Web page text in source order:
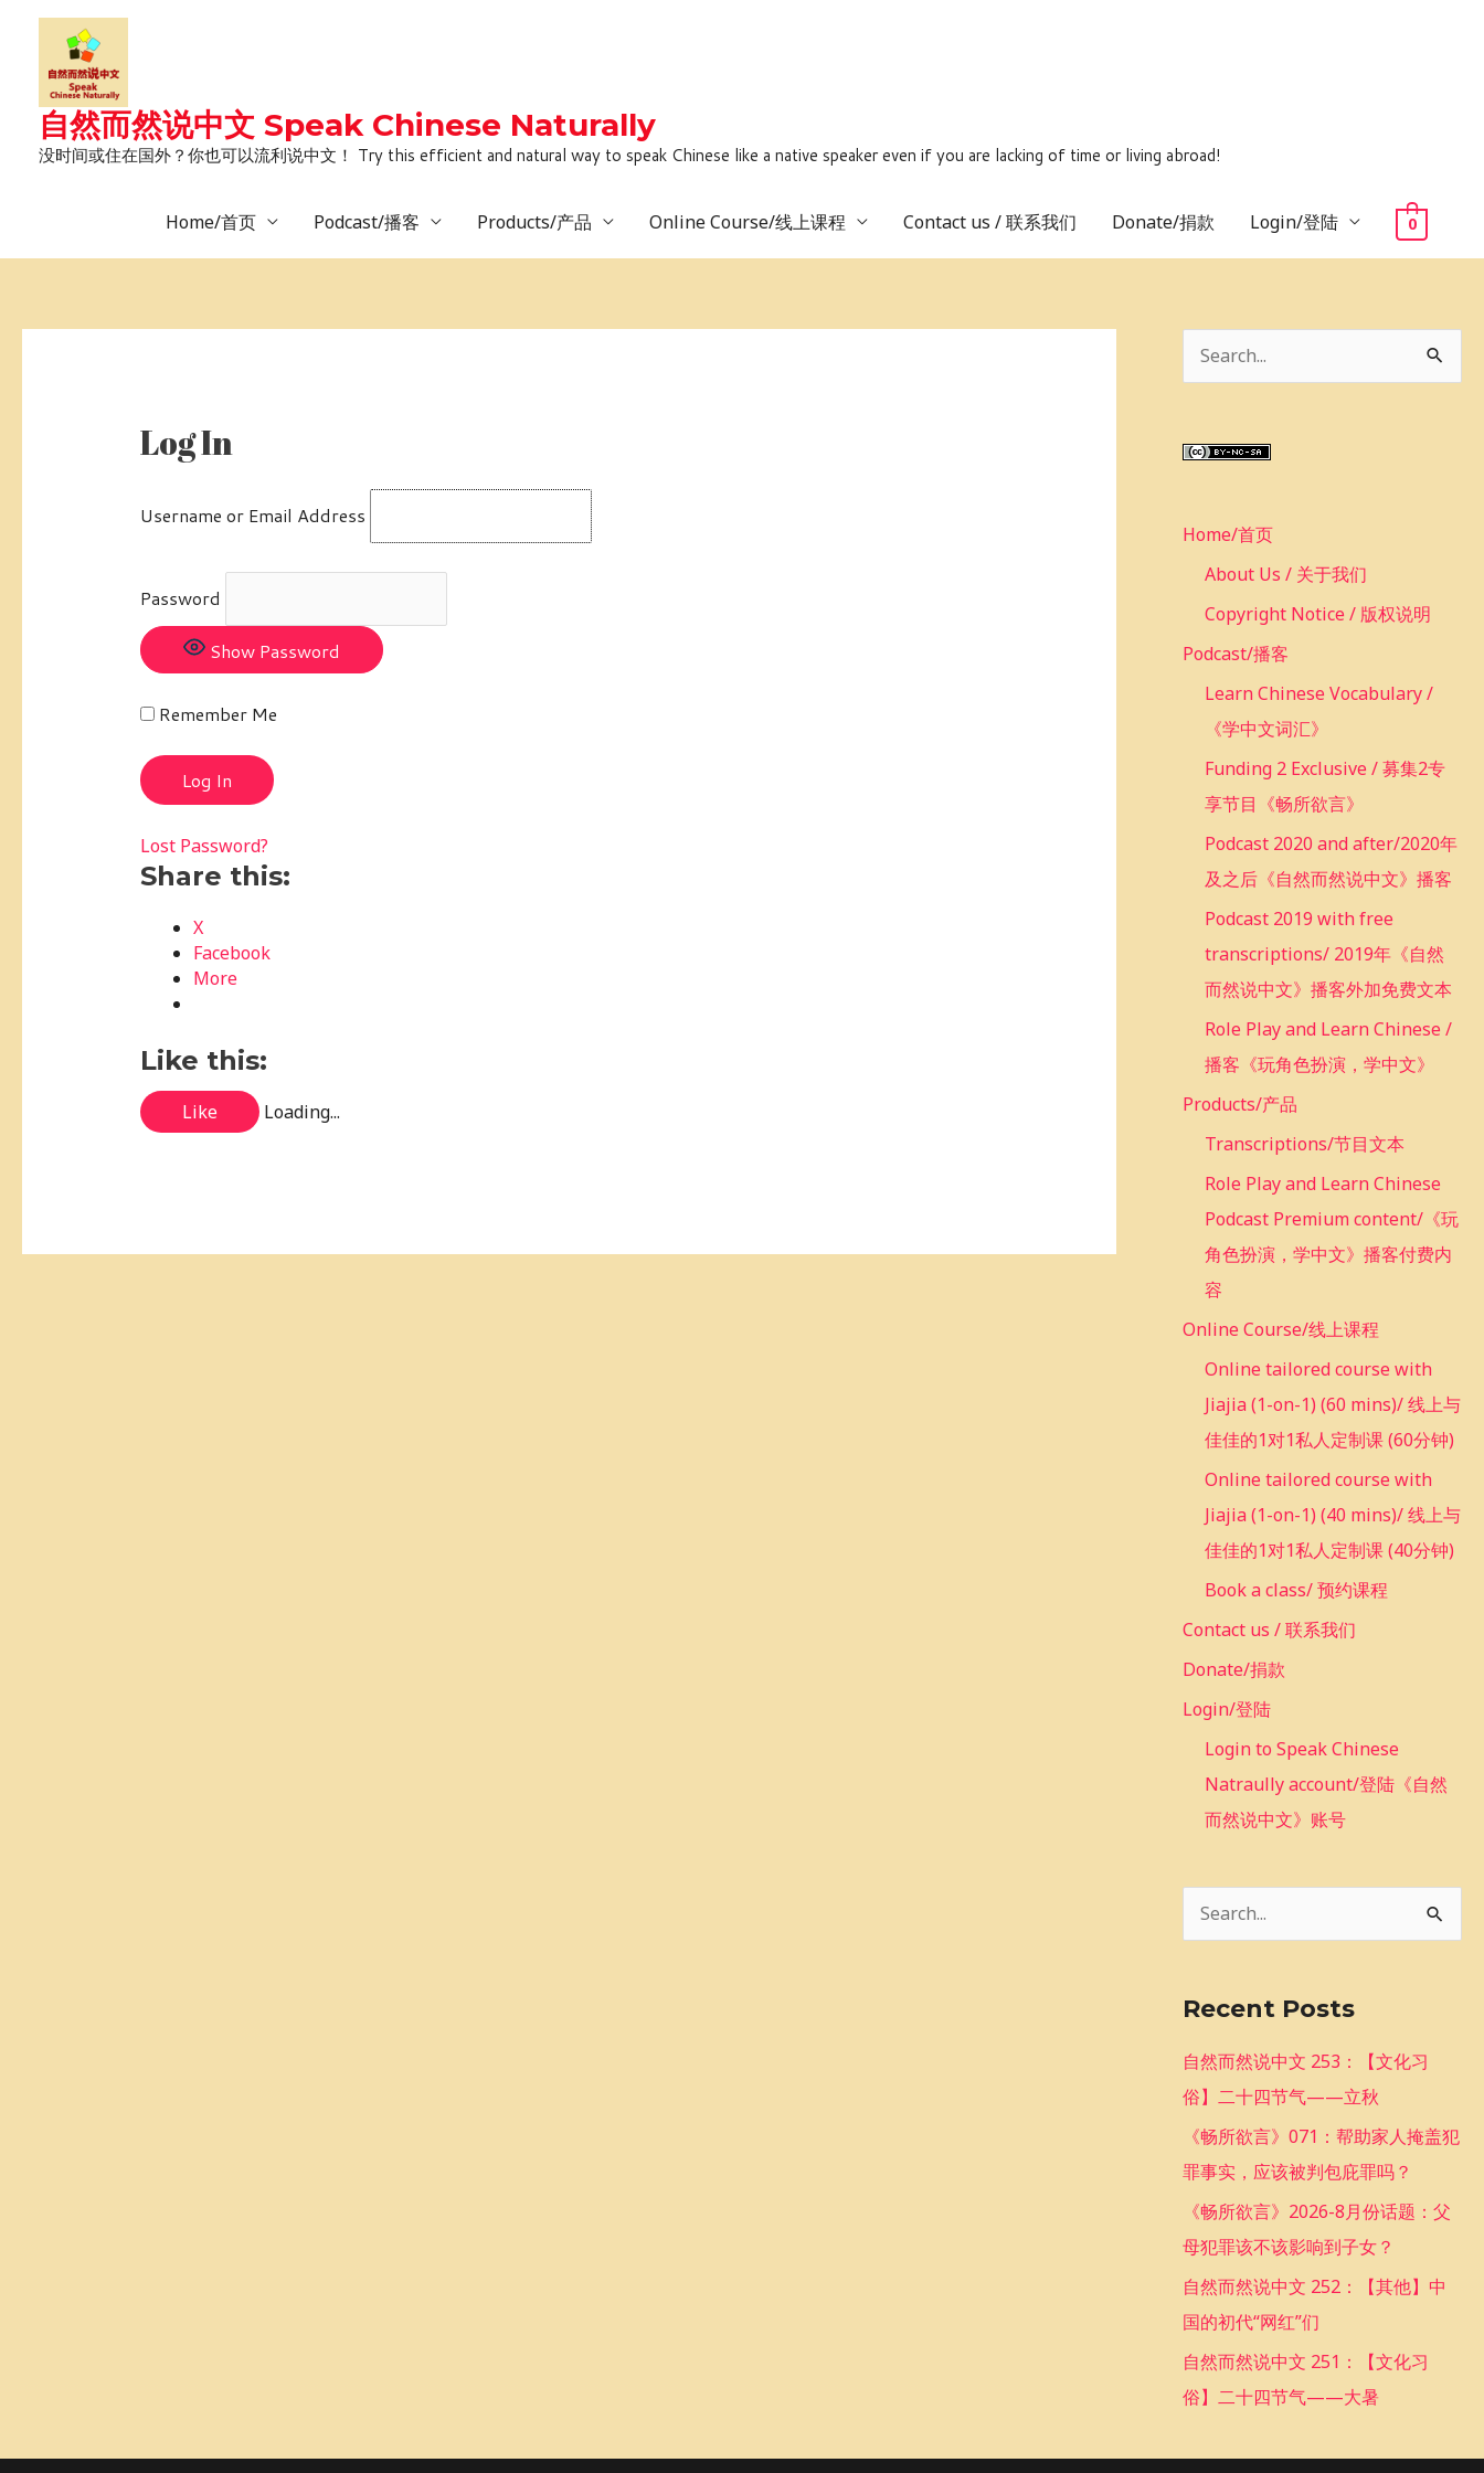
自然而然说中文 Speak Chinese Naturally
没时间或住在国外？你也可以流利说中文！ Try this efficient and natural way to speak Chinese like a native speaker even if you are lacking of time or living abroad!
Home/首页 Podcast/播客 Products/产品 Online Course/线上课程 Contact us / 联系我们 Donate/捐款 Login/登陆 0
Log In
Username or Email Address
Password
Show Password
Remember Me
Lost Password?
Share this:
X
Facebook
More
Like this:
Like Loading...
r
h
r
Home/首页
About Us / 关于我们
Copyright Notice / 版权说明
Podcast/播客
Learn Chinese Vocabulary /
《学中文词汇》
Funding 2 Exclusive / 募集2专
享节目《畅所欲言》
Podcast 2020 and after/2020年
及之后《自然而然说中文》播客
Podcast 2019 with free
transcriptions/ 2019年《自然
而然说中文》播客外加免费文本
Role Play and Learn Chinese /
播客《玩角色扮演，学中文》
Products/产品
Transcriptions/节目文本
Role Play and Learn Chinese
Podcast Premium content/《玩
角色扮演，学中文》播客付费内
容
Online Course/线上课程
Online tailored course with
Jiajia (1-on-1) (60 mins)/ 线上与
佳佳的1对1私人定制课 (60分钟)
Online tailored course with
Jiajia (1-on-1) (40 mins)/ 线上与
佳佳的1对1私人定制课 (40分钟)
Book a class/ 预约课程
Contact us / 联系我们
Donate/捐款
Login/登陆
Login to Speak Chinese
Natraully account/登陆《自然
而然说中文》账号
r
c
h
o
Recent Posts
自然而然说中文 253：【文化习
俗】二十四节气——立秋
《畅所欲言》071：帮助家人掩盖犯
罪事实，应该被判包庇罪吗？
《畅所欲言》2026-8月份话题：父
母犯罪该不该影响到子女？
自然而然说中文 252：【其他】中
国的初代“网红”们
自然而然说中文 251：【文化习
俗】二十四节气——大暑